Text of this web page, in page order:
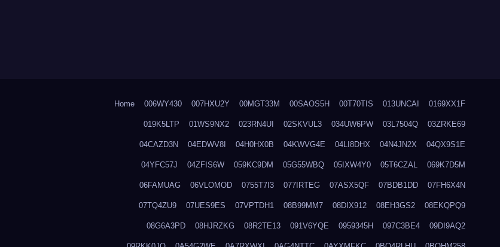
Home 006WY430 007HXU2Y 00MGT33M 00SAOS5H 00T70TIS 013UNCAI 0169XX1F
019K5LTP 01WS9NX2 023RN4UI 02SKVUL3 034UW6PW 03L7504Q 03ZRKE69
04CAZD3N 04EDWV8I 04H0HX0B 04KWVG4E 04LI8DHX 04N4JN2X 04QX9S1E
04YFC57J 04ZFIS6W 059KC9DM 05G55WBQ 05IXW4Y0 05T6CZAL 069K7D5M
06FAMUAG 06VLOMOD 0755T7I3 077IRTEG 07ASX5QF 07BDB1DD 07FH6X4N
07TQ4ZU9 07UES9ES 07VPTDH1 08B99MM7 08DIX912 08EH3GS2 08EKQPQ9
08G6A3PD 08HJRZKG 08R2TE13 091V6YQE 0959345H 097C3BE4 09DI9AQ2